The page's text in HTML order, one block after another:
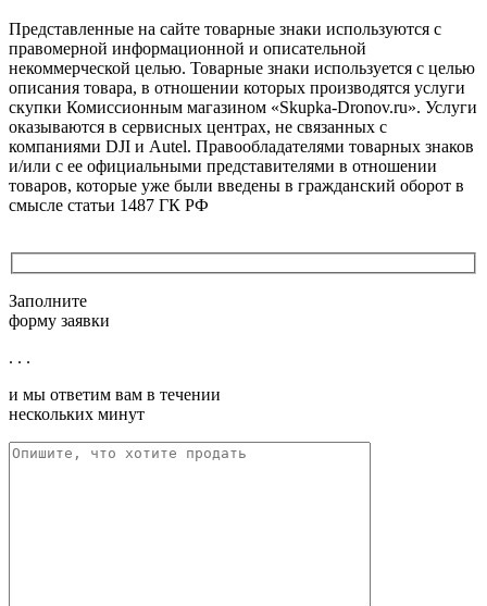
Представленные на сайте товарные знаки используются с
правомерной информационной и описательной
некоммерческой целью. Товарные знаки используется с целью
описания товара, в отношении которых производятся услуги
скупки Комиссионным магазином «Skupka-Dronov.ru». Услуги
оказываются в сервисных центрах, не связанных с
компаниями DJI и Autel. Правообладателями товарных знаков
и/или с ее официальными представителями в отношении
товаров, которые уже были введены в гражданский оборот в
смысле статьи 1487 ГК РФ
Заполните
форму заявки
. . .
и мы ответим вам в течении
нескольких минут